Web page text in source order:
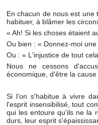
En chacun de nous est
habituer, à blâmer les
« Ah! Si les choses étaient
Ou bien : « Donnez-moi
Ou : « L'injustice de tout
Nous ne cessons
économique, d'être la
Si l'on s'habitue à vivre
l'esprit insensibilisé, tout
qui les entoure qu'ils ne la
durs, leur esprit